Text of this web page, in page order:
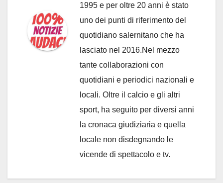
1995 e per oltre 20 anni è stato
uno dei punti di riferimento del
quotidiano salernitano che ha
lasciato nel 2016.Nel mezzo
tante collaborazioni con
quotidiani e periodici nazionali e
locali. Oltre il calcio e gli altri
sport, ha seguito per diversi anni
la cronaca giudiziaria e quella
locale non disdegnando le
vicende di spettacolo e tv.